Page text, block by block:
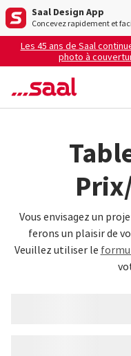
Saal Design App
Concevez rapidement et
Les 45 ans de Saal
photo à
Vous envisagez un
ferons un plaisir de
Veuillez utiliser le